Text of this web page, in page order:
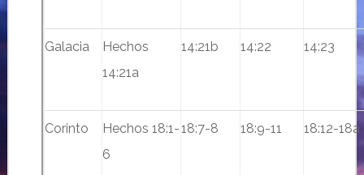
Galacia
Hechos
14:21a
14:21b 14:22 14:23
Corinto
Hechos 18:1-
6
18:7-8 18:9-11 18:12-18a